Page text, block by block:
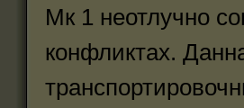
Мк 1 неотлучно
конфликтах.